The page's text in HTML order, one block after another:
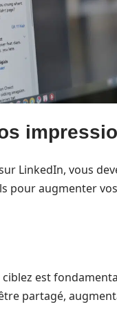
LinkedIn, vous
pour augmenter
ciblez est
partagé,